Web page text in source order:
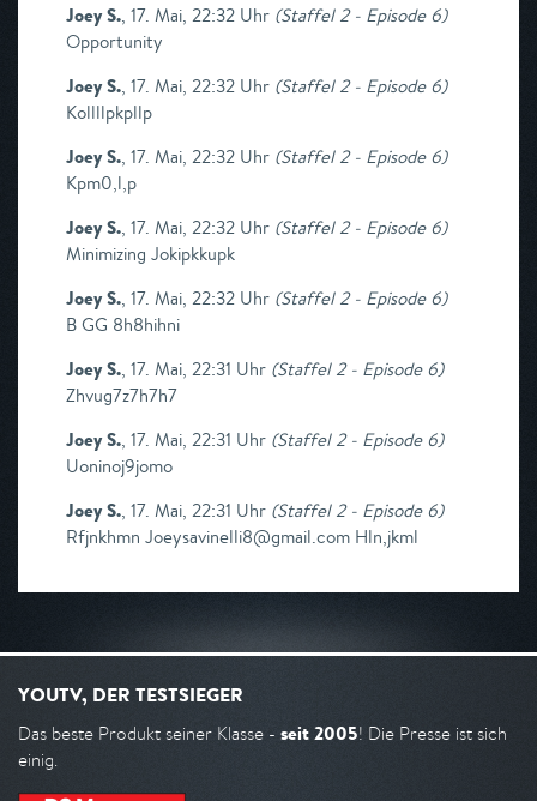
Joey S., 17. Mai, 22:32 Uhr (Staffel 2 - Episode 6)
Opportunity
Joey S., 17. Mai, 22:32 Uhr (Staffel 2 - Episode 6)
Kollllpkpllp
Joey S., 17. Mai, 22:32 Uhr (Staffel 2 - Episode 6)
Kpm0,l,p
Joey S., 17. Mai, 22:32 Uhr (Staffel 2 - Episode 6)
Minimizing Jokipkkupk
Joey S., 17. Mai, 22:32 Uhr (Staffel 2 - Episode 6)
B GG 8h8hihni
Joey S., 17. Mai, 22:31 Uhr (Staffel 2 - Episode 6)
Zhvug7z7h7h7
Joey S., 17. Mai, 22:31 Uhr (Staffel 2 - Episode 6)
Uoninoj9jomo
Joey S., 17. Mai, 22:31 Uhr (Staffel 2 - Episode 6)
Rfjnkhmn Joeysavinelli8@gmail.com Hln,jkml
YOUTV, DER TESTSIEGER
Das beste Produkt seiner Klasse - seit 2005! Die Presse ist sich
einig.